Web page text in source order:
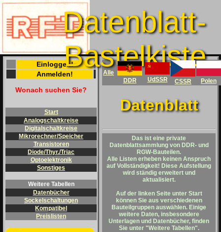
Datenblatt-
Bastelkiste
Einloggen!
Anmelden!
Wonach suchen Sie?
Start
Analogschaltkreise
Digitalschaltkreise
Mikrorechner/Speicher
Transistoren
Diode/Thyr./Triac
Optoelektronik
Sonstiges
Weitere Tabellen
Datenbücher
Sockelschaltungen
Kompatibel
Preislisten
Alle
DDR
UdSSR CSSR Polen
Datenblatt
Das ist eine private
Datenblattsammlung von DDR- und
RGW-Bauteilen.
Alle Listen erheben keinen Anspruch
auf Vollständigkeit! Diese Aufstellung
wird ständig erweitert und
aktualisiert.
Auf der linken Seite unter Start
können Sie aus verschiedenen
Bauteilgruppen auswählen. Einige
weitere Daten, insbesondere
Unterlagen und Datenbücher, finden
Sie unter "Weitere Tabellen".